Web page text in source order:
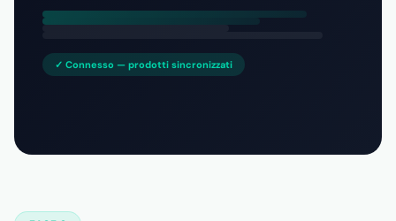
✓ Connesso — prodotti sincronizzati